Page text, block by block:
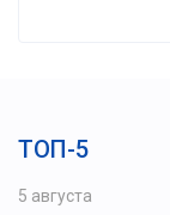
ТОП-5
5 августа